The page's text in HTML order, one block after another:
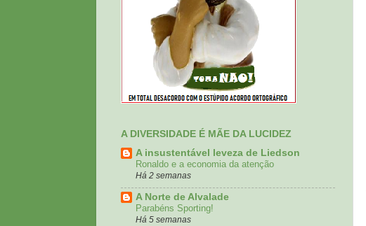
A DIVERSIDADE É MÃE DA LUCIDEZ
A insustentável leveza de Liedson
Ronaldo e a economia da atenção
Há 2 semanas
A Norte de Alvalade
Parabéns Sporting!
Há 5 semanas